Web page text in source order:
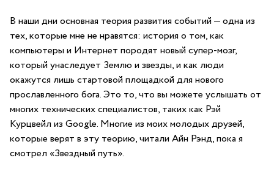
В наши дни основная теория развития событий — одна из
тех, которые мне не нравятся: история о том, как
компьютеры и Интернет породят новый супер-мозг,
который унаследует Землю и звезды, и как люди
окажутся лишь стартовой площадкой для нового
прославленного бога. Это то, что вы можете услышать от
многих технических специалистов, таких как Рэй
Курцвейл из Google. Многие из моих молодых друзей,
которые верят в эту теорию, читали Айн Рэнд, пока я
смотрел «Звездный путь».